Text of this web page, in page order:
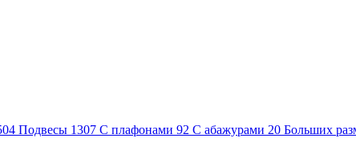
Подвесы 1307 С плафонами 92 С абажурами 20 Больших